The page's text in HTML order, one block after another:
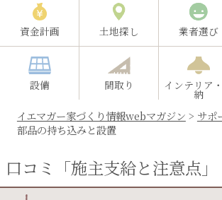
資金計画 土地探し 業者選び
設備 間取り インテリア
納
イエマガー家づくり情報webマガジン > サポ
部品の持ち込みと設置
口コミ「施主支給と注意点」